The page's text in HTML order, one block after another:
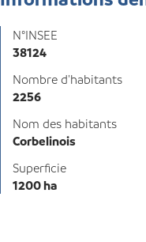
N°INSEE
38124
Nombre d'habitants
2256
Nom des habitants
Corbelinois
Superficie
1200 ha